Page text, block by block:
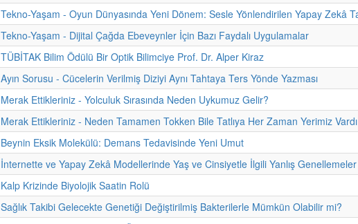
Tekno-Yaşam - Oyun Dünyasında Yeni Dönem: Sesle Yönlendirilen Yapay Zekâ
Tekno-Yaşam - Dijital Çağda Ebeveynler İçin Bazı Faydalı Uygulamalar
TÜBİTAK Bilim Ödülü Bir Optik Bilimciye Prof. Dr. Alper Kiraz
Ayın Sorusu - Cücelerin Verilmiş Diziyi Aynı Tahtaya Ters Yönde Yazması
Merak Ettikleriniz - Yolculuk Sırasında Neden Uykumuz Gelir?
Merak Ettikleriniz - Neden Tamamen Tokken Bile Tatlıya Her Zaman Yerimiz
Beynin Eksik Molekülü: Demans Tedavisinde Yeni Umut
İnternette ve Yapay Zekâ Modellerinde Yaş ve Cinsiyetle İlgili Yanlış Genellemeler
Kalp Krizinde Biyolojik Saatin Rolü
Sağlık Takibi Gelecekte Genetiği Değiştirilmiş Bakterilerle Mümkün Olabilir mi?